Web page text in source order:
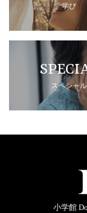
学び
スペシャル
小学館